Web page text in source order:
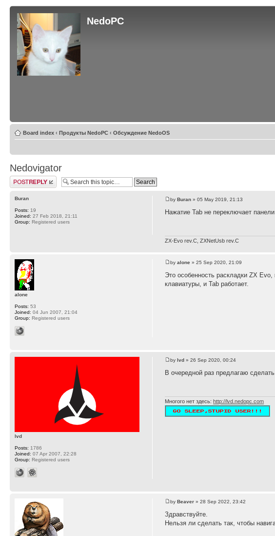
NedoPC
Board index ‹ Продукты NedoPC ‹ Обсуждение NedoOS
Nedovigator
Post a reply
byBuran » 05 May 2019, 21:13
Нажатие Tab не переключает
ZX-Evo rev.C, ZXNetUsb rev.С
Buran
Posts: 19
Joined: 27 Feb 2018, 21:11
Group: Registered users
byalone » 25 Sep 2020, 21:09
Это особенность раскладки ZX
клавиатуры, и Tab работает.
alone
Posts: 53
Joined: 04 Jun 2007, 21:04
Group: Registered users
bylvd » 26 Sep 2020, 00:24
В очередной раз предлагаю
Многого нет здесь:http://lvd.nedopc.com
lvd
Posts: 1786
Joined: 07 Apr 2007, 22:28
Group: Registered users
byBeaver » 28 Sep 2022, 23:42
Здравствуйте.
Нельзя ли сделать так, чтобы